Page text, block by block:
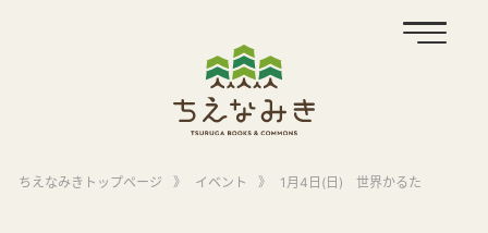
ちえなみきトップページ 》 イベント 》 1月4日(日) 世界かるた